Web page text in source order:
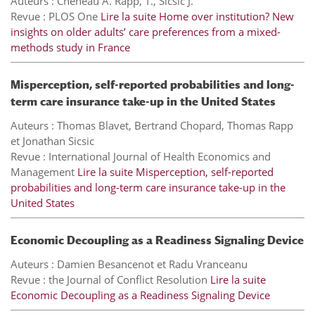
Revue : PLOS One Lire la suite Home over institution? New
insights on older adults’ care preferences from a mixed-
methods study in France
Misperception, self-reported probabilities and long-
term care insurance take-up in the United States
Auteurs : Thomas Blavet, Bertrand Chopard, Thomas Rapp
et Jonathan Sicsic
Revue : International Journal of Health Economics and
Management Lire la suite Misperception, self-reported
probabilities and long-term care insurance take-up in the
United States
Economic Decoupling as a Readiness Signaling Device
Auteurs : Damien Besancenot et Radu Vranceanu
Revue : the Journal of Conflict Resolution Lire la suite
Economic Decoupling as a Readiness Signaling Device